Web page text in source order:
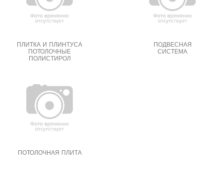
ПЛИТКА И ПЛИНТУСА
ПОТОЛОЧНЫЕ
ПОЛИСТИРОЛ
ПОДВЕСНАЯ
СИСТЕМА
ПОТОЛОЧНАЯ ПЛИТА